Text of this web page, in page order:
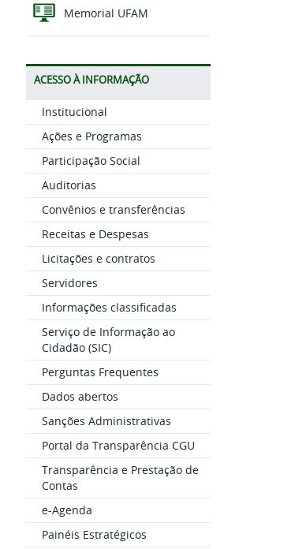
Memorial UFAM
ACESSO À INFORMAÇÃO
Institucional
Ações e Programas
Participação Social
Auditorias
Convênios e transferências
Receitas e Despesas
Licitações e contratos
Servidores
Informações classificadas
Serviço de Informação ao
Cidadão (SIC)
Perguntas Frequentes
Dados abertos
Sanções Administrativas
Portal da Transparência CGU
Transparência e Prestação de
Contas
e-Agenda
Painéis Estratégicos